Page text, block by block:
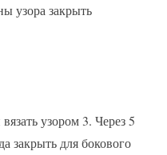
узора закрыть
узором 3. Через 5
закрыть для бокового